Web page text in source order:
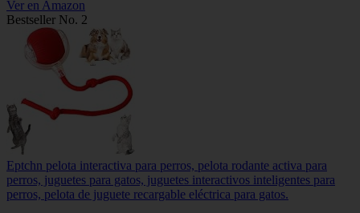
Ver en Amazon
Bestseller No. 2
Eptchn pelota interactiva para perros, pelota rodante activa para
perros, juguetes para gatos, juguetes interactivos inteligentes para
perros, pelota de juguete recargable eléctrica para gatos.